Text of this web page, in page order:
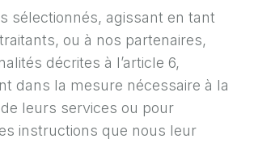
sélectionnés, agissant en tant
ou à nos partenaires,
décrites à l’article 6,
dans la mesure nécessaire à la
leurs services ou pour
instructions que nous leur